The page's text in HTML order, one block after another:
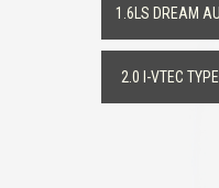
1.6LS DREAM
2.0 I-VTEC